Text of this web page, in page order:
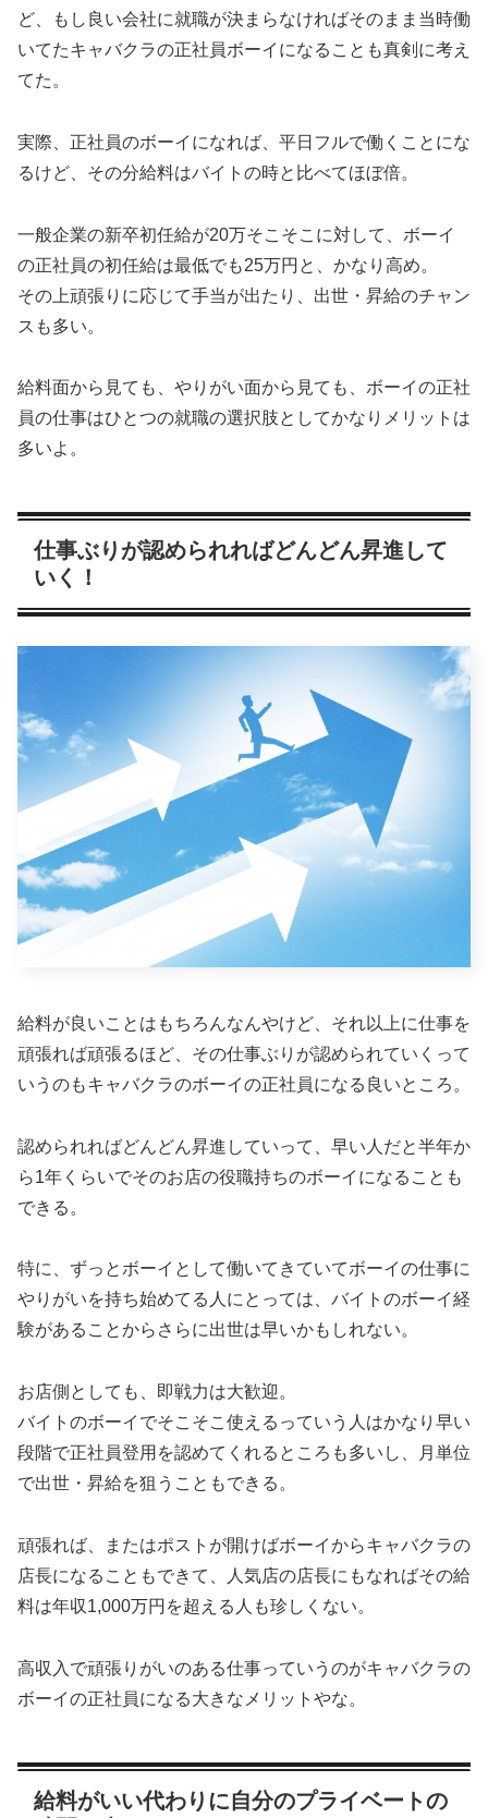
ど、もし良い会社に就職が決まらなければそのまま当時働
いてたキャバクラの正社員ボーイになることも真剣に考え
てた。
実際、正社員のボーイになれば、平日フルで働くことにな
るけど、その分給料はバイトの時と比べてほぼ倍。
一般企業の新卒初任給が20万そこそこに対して、ボーイ
の正社員の初任給は最低でも25万円と、かなり高め。
その上頑張りに応じて手当が出たり、出世・昇給のチャン
スも多い。
給料面から見ても、やりがい面から見ても、ボーイの正社
員の仕事はひとつの就職の選択肢としてかなりメリットは
多いよ。
仕事ぶりが認められればどんどん昇進して
いく！
給料が良いことはもちろんなんやけど、それ以上に仕事を
頑張れば頑張るほど、その仕事ぶりが認められていくって
いうのもキャバクラのボーイの正社員になる良いところ。
認められればどんどん昇進していって、早い人だと半年か
ら1年くらいでそのお店の役職持ちのボーイになることも
できる。
特に、ずっとボーイとして働いてきていてボーイの仕事に
やりがいを持ち始めてる人にとっては、バイトのボーイ経
験があることからさらに出世は早いかもしれない。
お店側としても、即戦力は大歓迎。
バイトのボーイでそこそこ使えるっていう人はかなり早い
段階で正社員登用を認めてくれるところも多いし、月単位
で出世・昇給を狙うこともできる。
頑張れば、またはポストが開けばボーイからキャバクラの
店長になることもできて、人気店の店長にもなればその給
料は年収1,000万円を超える人も珍しくない。
高収入で頑張りがいのある仕事っていうのがキャバクラの
ボーイの正社員になる大きなメリットやな。
給料がいい代わりに自分のプライベートの